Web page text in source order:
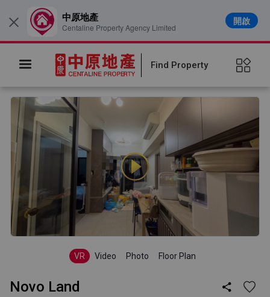
Find Property
VR Video Photo Floor Plan
Novo Land

× 中原地產
Centaline Property Agency Limited
開啟